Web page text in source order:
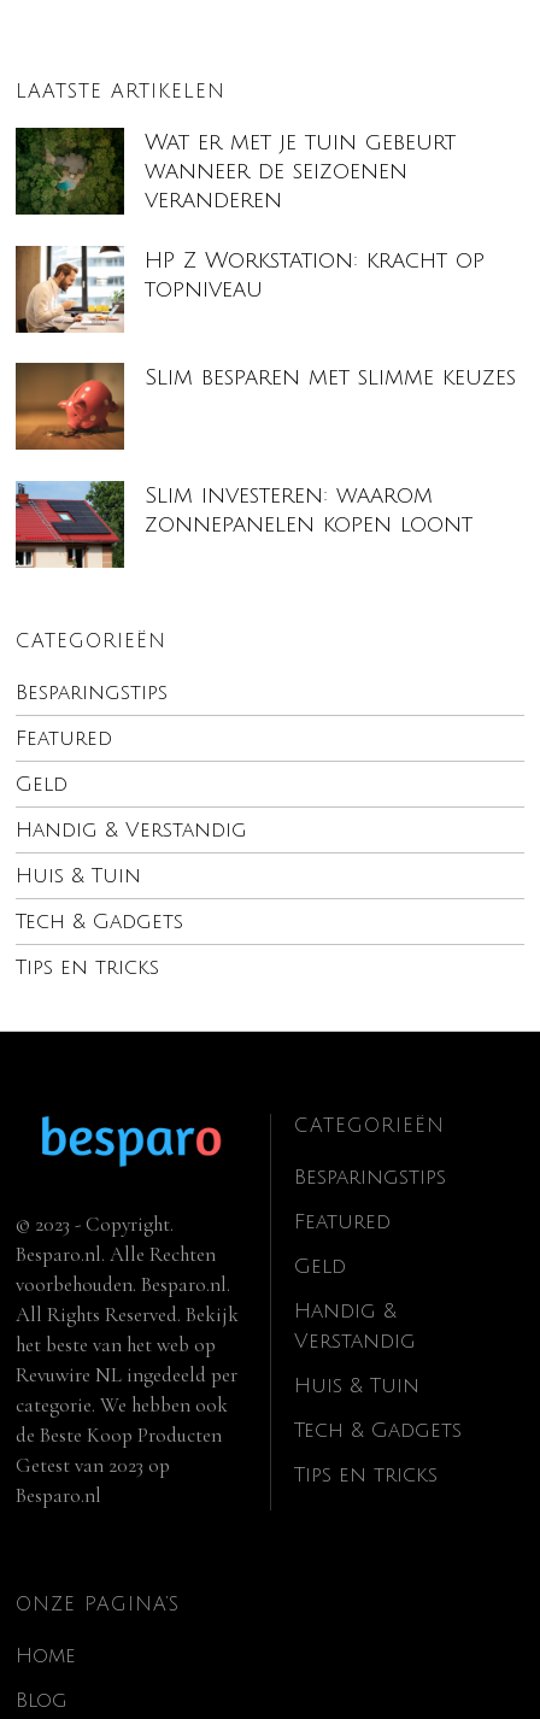
LAATSTE ARTIKELEN
Wat er met je tuin gebeurt
wanneer de seizoenen
veranderen
HP Z Workstation: kracht op
topniveau
Slim besparen met slimme keuzes
Slim investeren: waarom
zonnepanelen kopen loont
CATEGORIEËN
Besparingstips
Featured
Geld
Handig & Verstandig
Huis & Tuin
Tech & Gadgets
Tips en tricks
© 2023 - Copyright.
Besparo.nl. Alle Rechten
voorbehouden. Besparo.nl.
All Rights Reserved. Bekijk
het beste van het web op
Revuwire NL ingedeeld per
categorie. We hebben ook
deBeste Koop Producten
Getest van 2023 op
Besparo.nl
CATEGORIEËN
Besparingstips
Featured
Geld
Handig &
Verstandig
Huis & Tuin
Tech & Gadgets
Tips en tricks
ONZE PAGINA’S
Home
Blog